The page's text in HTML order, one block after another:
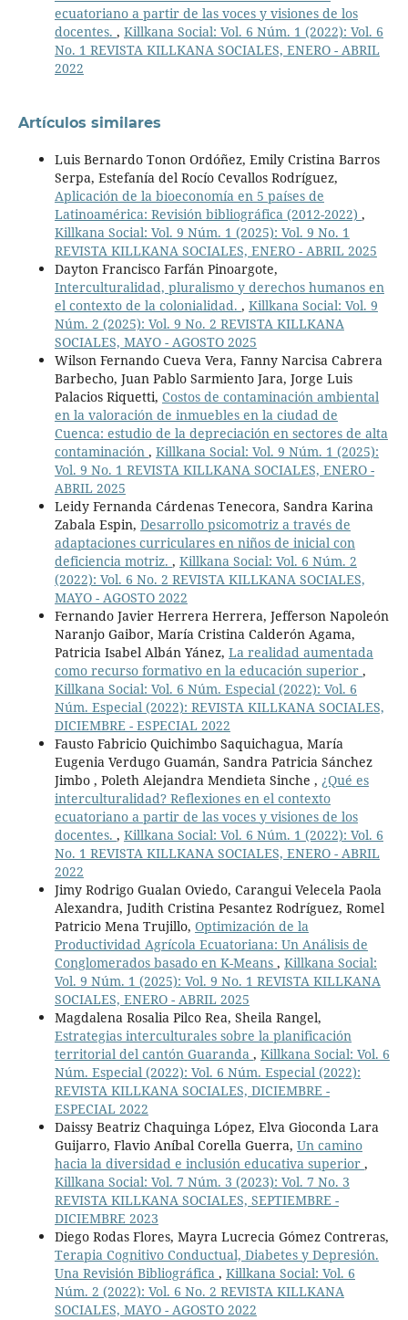
ecuatoriano a partir de las voces y visiones de los
docentes. , Killkana Social: Vol. 6 Núm. 1 (2022): Vol. 6
No. 1 REVISTA KILLKANA SOCIALES, ENERO - ABRIL
2022
Artículos similares
Luis Bernardo Tonon Ordóñez, Emily Cristina Barros
Serpa, Estefanía del Rocío Cevallos Rodríguez,
Aplicación de la bioeconomía en 5 países de
Latinoamérica: Revisión bibliográfica (2012-2022) ,
Killkana Social: Vol. 9 Núm. 1 (2025): Vol. 9 No. 1
REVISTA KILLKANA SOCIALES, ENERO - ABRIL 2025
Dayton Francisco Farfán Pinoargote,
Interculturalidad, pluralismo y derechos humanos en
el contexto de la colonialidad. , Killkana Social: Vol. 9
Núm. 2 (2025): Vol. 9 No. 2 REVISTA KILLKANA
SOCIALES, MAYO - AGOSTO 2025
Wilson Fernando Cueva Vera, Fanny Narcisa Cabrera
Barbecho, Juan Pablo Sarmiento Jara, Jorge Luis
Palacios Riquetti, Costos de contaminación ambiental
en la valoración de inmuebles en la ciudad de
Cuenca: estudio de la depreciación en sectores de alta
contaminación , Killkana Social: Vol. 9 Núm. 1 (2025):
Vol. 9 No. 1 REVISTA KILLKANA SOCIALES, ENERO -
ABRIL 2025
Leidy Fernanda Cárdenas Tenecora, Sandra Karina
Zabala Espin, Desarrollo psicomotriz a través de
adaptaciones curriculares en niños de inicial con
deficiencia motriz. , Killkana Social: Vol. 6 Núm. 2
(2022): Vol. 6 No. 2 REVISTA KILLKANA SOCIALES,
MAYO - AGOSTO 2022
Fernando Javier Herrera Herrera, Jefferson Napoleón
Naranjo Gaibor, María Cristina Calderón Agama,
Patricia Isabel Albán Yánez, La realidad aumentada
como recurso formativo en la educación superior ,
Killkana Social: Vol. 6 Núm. Especial (2022): Vol. 6
Núm. Especial (2022): REVISTA KILLKANA SOCIALES,
DICIEMBRE - ESPECIAL 2022
Fausto Fabricio Quichimbo Saquichagua, María
Eugenia Verdugo Guamán, Sandra Patricia Sánchez
Jimbo , Poleth Alejandra Mendieta Sinche , ¿Qué es
interculturalidad? Reflexiones en el contexto
ecuatoriano a partir de las voces y visiones de los
docentes. , Killkana Social: Vol. 6 Núm. 1 (2022): Vol. 6
No. 1 REVISTA KILLKANA SOCIALES, ENERO - ABRIL
2022
Jimy Rodrigo Gualan Oviedo, Carangui Velecela Paola
Alexandra, Judith Cristina Pesantez Rodríguez, Romel
Patricio Mena Trujillo, Optimización de la
Productividad Agrícola Ecuatoriana: Un Análisis de
Conglomerados basado en K-Means , Killkana Social:
Vol. 9 Núm. 1 (2025): Vol. 9 No. 1 REVISTA KILLKANA
SOCIALES, ENERO - ABRIL 2025
Magdalena Rosalia Pilco Rea, Sheila Rangel,
Estrategias interculturales sobre la planificación
territorial del cantón Guaranda , Killkana Social: Vol. 6
Núm. Especial (2022): Vol. 6 Núm. Especial (2022):
REVISTA KILLKANA SOCIALES, DICIEMBRE -
ESPECIAL 2022
Daissy Beatriz Chaquinga López, Elva Gioconda Lara
Guijarro, Flavio Aníbal Corella Guerra, Un camino
hacia la diversidad e inclusión educativa superior ,
Killkana Social: Vol. 7 Núm. 3 (2023): Vol. 7 No. 3
REVISTA KILLKANA SOCIALES, SEPTIEMBRE -
DICIEMBRE 2023
Diego Rodas Flores, Mayra Lucrecia Gómez Contreras,
Terapia Cognitivo Conductual, Diabetes y Depresión.
Una Revisión Bibliográfica , Killkana Social: Vol. 6
Núm. 2 (2022): Vol. 6 No. 2 REVISTA KILLKANA
SOCIALES, MAYO - AGOSTO 2022